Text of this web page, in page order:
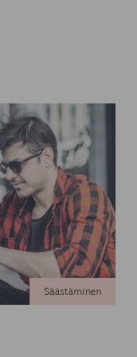
Säästäminen